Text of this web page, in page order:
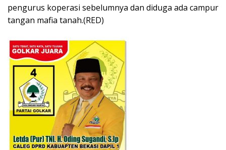
pengurus koperasi sebelumnya dan diduga ada campur
tangan mafia tanah.(RED)